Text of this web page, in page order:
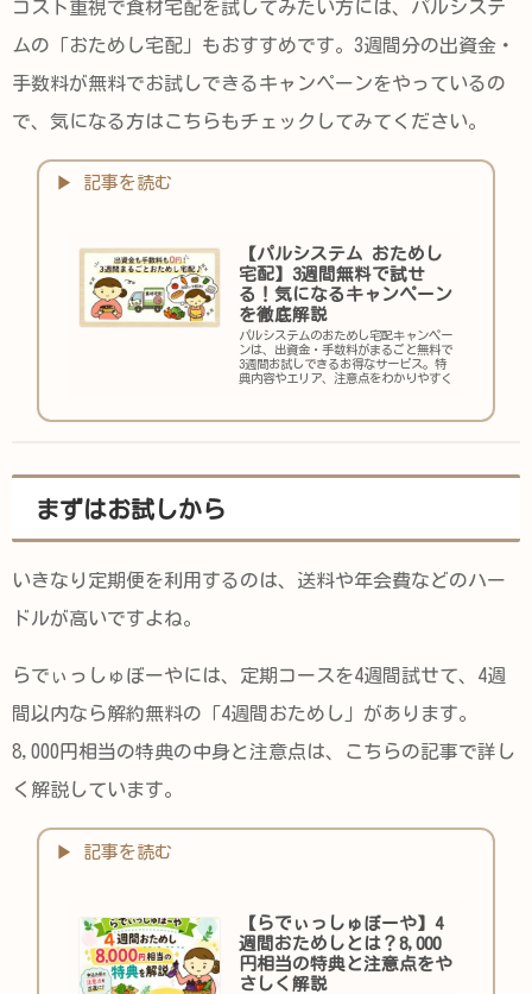
コスト重視で食材宅配を試してみたい方には、パルシステ
ムの「おためし宅配」もおすすめです。3週間分の出資金・
手数料が無料でお試しできるキャンペーンをやっているの
で、気になる方はこちらもチェックしてみてください。
【パルシステム おためし
宅配】3週間無料で試せ
る！気になるキャンペーン
を徹底解説
パルシステムのおためし宅配キャンペー
ンは、出資金・手数料がまるごと無料で
3週間お試しできるお得なサービス。特
典内容やエリア、注意点をわかりやすく
まずはお試しから
いきなり定期便を利用するのは、送料や年会費などのハー
ドルが高いですよね。
らでぃっしゅぼーやには、定期コースを4週間試せて、4週
間以内なら解約無料の「4週間おためし」があります。
8,000円相当の特典の中身と注意点は、こちらの記事で詳し
く解説しています。
【らでぃっしゅぼーや】4
週間おためしとは？8,000
円相当の特典と注意点をや
さしく解説